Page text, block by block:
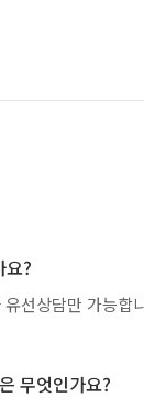
요?
선상담만 가능합
무엇인가요?